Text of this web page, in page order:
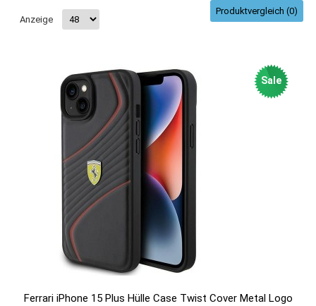
Anzeige
Produktvergleich (0)
Sale
Ferrari iPhone 15 Plus Hülle Case Twist Cover Metal Logo